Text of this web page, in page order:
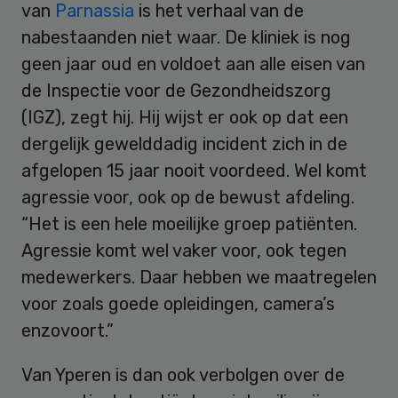
van Parnassia is het verhaal van de
nabestaanden niet waar. De kliniek is nog
geen jaar oud en voldoet aan alle eisen van
de Inspectie voor de Gezondheidszorg
(IGZ), zegt hij. Hij wijst er ook op dat een
dergelijk gewelddadig incident zich in de
afgelopen 15 jaar nooit voordeed. Wel komt
agressie voor, ook op de bewust afdeling.
“Het is een hele moeilijke groep patiënten.
Agressie komt wel vaker voor, ook tegen
medewerkers. Daar hebben we maatregelen
voor zoals goede opleidingen, camera’s
enzovoort.”
Van Yperen is dan ook verbolgen over de